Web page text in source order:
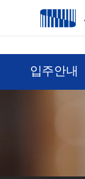
입주안내